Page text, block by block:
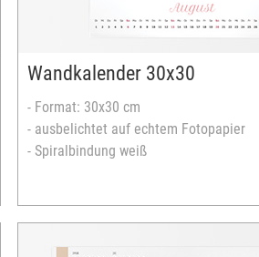
Wandkalender 30x30
- Format: 30x30 cm
- ausbelichtet auf echtem Fotopapier
- Spiralbindung weiß
unterschiedliche Kalendarien
Designvorlagen verfügbar
Merkmale